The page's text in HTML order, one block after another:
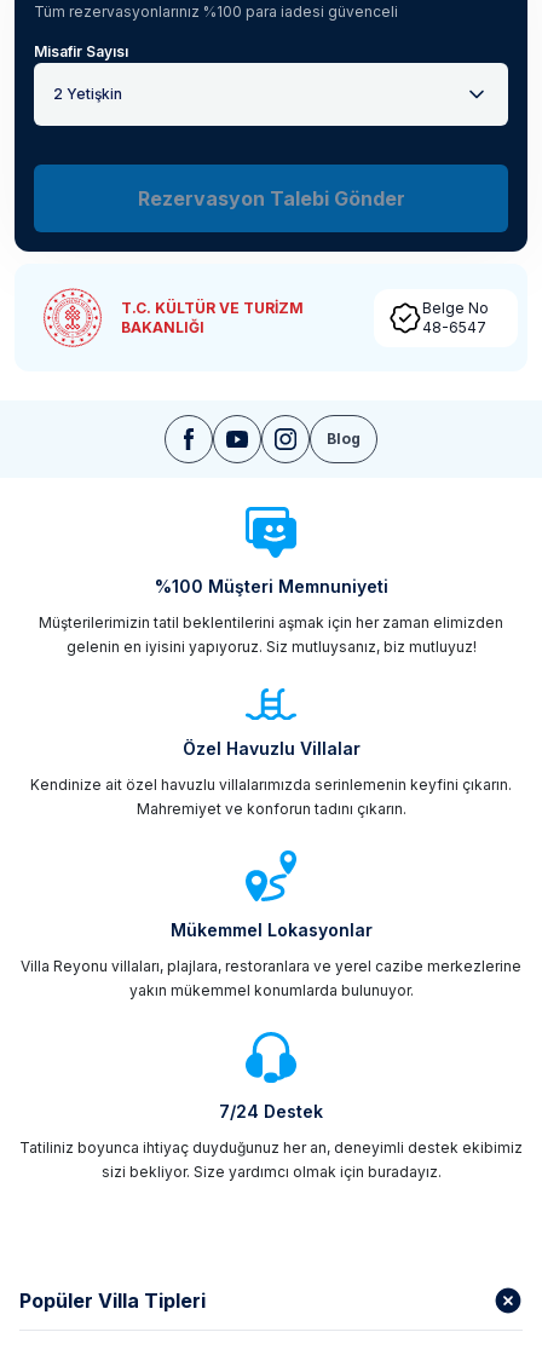
Tüm rezervasyonlarınız %100 para iadesi güvenceli
Misafir Sayısı
2 Yetişkin
Rezervasyon Talebi Gönder
T.C. KÜLTÜR VE TURİZM
BAKANLIĞI
Belge No
48-6547
Blog
%100 Müşteri Memnuniyeti
Müşterilerimizin tatil beklentilerini aşmak için her zaman elimizden
gelenin en iyisini yapıyoruz. Siz mutluysanız, biz mutluyuz!
Özel Havuzlu Villalar
Kendinize ait özel havuzlu villalarımızda serinlemenin keyfini çıkarın.
Mahremiyet ve konforun tadını çıkarın.
Mükemmel Lokasyonlar
Villa Reyonu villaları, plajlara, restoranlara ve yerel cazibe merkezlerine
yakın mükemmel konumlarda bulunuyor.
7/24 Destek
Tatiliniz boyunca ihtiyaç duyduğunuz her an, deneyimli destek ekibimiz
sizi bekliyor. Size yardımcı olmak için buradayız.
Popüler Villa Tipleri